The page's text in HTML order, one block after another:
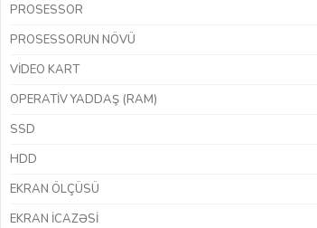
PROSESSOR
PROSESSORUN NÖVÜ
VIDEO KART
OPERATIV YADDAŞ (RAM)
SSD
HDD
EKRAN ÖLÇÜSÜ
EKRAN ICAZƏSI